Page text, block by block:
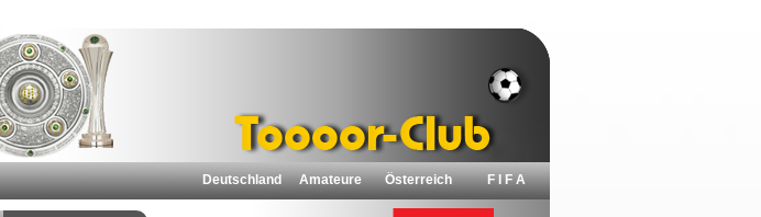
Deutschland Amateure Österreich F I F A